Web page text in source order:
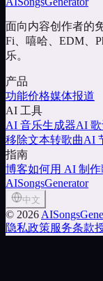
面向内容创作者的
Fi、嘻哈、EDM、
乐。
产品
功能价格媒体报道
AI 工具
AI 音乐生成器AI
移除文本转歌曲AI
指南
博客如何用 AI 制作
AISongsGenerator
中文
© 2026
隐私政策服务条款